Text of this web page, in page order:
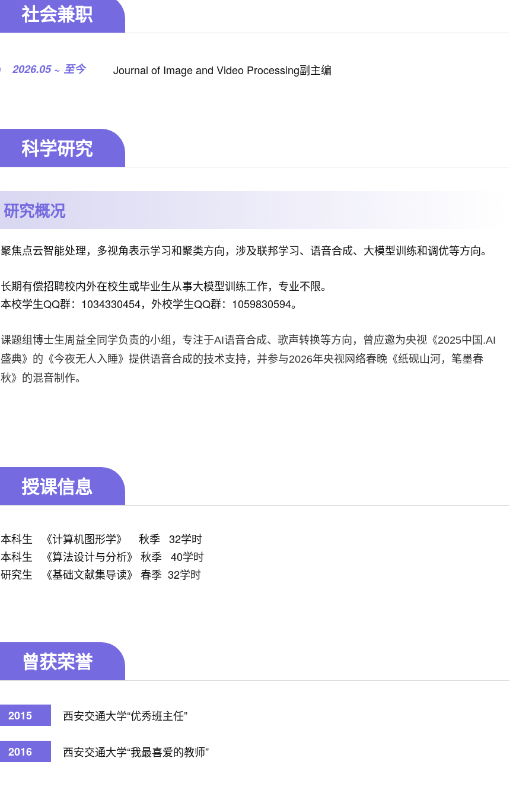
社会兼职
2026.05 ~ 至今 Journal of Image and Video Processing副主编
科学研究
研究概况
聚焦点云智能处理，多视角表示学习和聚类方向，涉及联邦学习、语音合成、大模型训练和调优等方向。
长期有偿招聘校内外在校生或毕业生从事大模型训练工作，专业不限。
本校学生QQ群：1034330454，外校学生QQ群：1059830594。
课题组博士生周益全同学负责的小组， 专注于AI语音合成、歌声转换等方向，曾应邀为央视《2025中国.AI
盛典》的《今夜无人入睡》提供语音合成的技术支持， 并参与2026年央视网络春晚《纸砚山河，笔墨春
秋》的混音制作。
授课信息
本科生 《计算机图形学》 秋季 32学时
本科生 《算法设计与分析》 秋季 40学时
研究生 《基础文献集导读》 春季 32学时
曾获荣誉
2015 西安交通大学“优秀班主任”
2016 西安交通大学“我最喜爱的教师”